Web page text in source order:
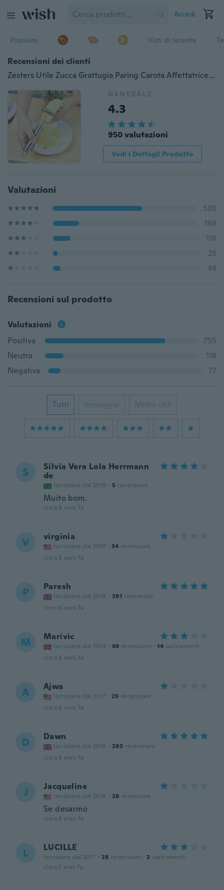
Accedi
Popolare Visti di recente
Recensioni dei clienti
Zesters Utile Zucca Grattugia Paring Carota Affettatrice di verdure Zesters Utensili da cucina Acciaio inossidabile
GENERALE
4.3
950 valutazioni
Vedi i Dettagli Prodotto
Valutazioni
586
169
118
29
48
Recensioni sul prodotto
Valutazioni
Positiva
755
Neutra
118
Negativa
77
Tutti Immagine Molto utili
S
Silvia Vera Lola Herrmann
de
Iscrizione dal 2019 · 5 recensioni
Muito bom.
circa 5 anni fa
V virginia
Iscrizione dal 2017 · 34 recensioni
circa 5 anni fa
P Paresh
Iscrizione dal 2018 · 391 recensioni
circa 6 anni fa
M Marivic
Iscrizione dal 2014 · 69 recensioni · 14 caricamenti
circa 6 anni fa
A Ajwa
Iscrizione dal 2017 · 29 recensioni
circa 6 anni fa
D Dawn
Iscrizione dal 2018 · 293 recensioni
circa 6 anni fa
J Jacqueline
Iscrizione dal 2016 · 28 recensioni
Se desarmó
circa 6 anni fa
L LUCILLE
Iscrizione dal 2017 · 28 recensioni · 2 caricamenti
circa 7 anni fa